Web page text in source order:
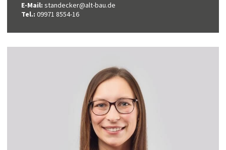
E-Mail: standecker@alt-bau.de
Tel.: 09971 8554-16